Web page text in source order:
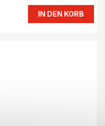
IN DEN KORB